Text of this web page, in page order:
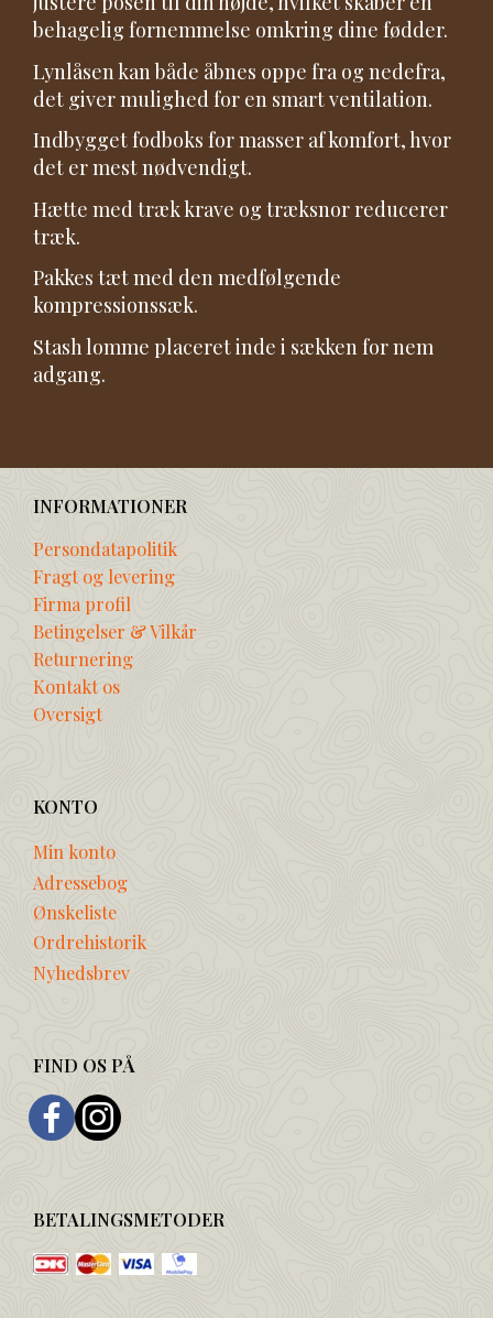
behagelig fornemmelse omkring dine fødder.
Lynlåsen kan både åbnes oppe fra og nedefra,
det giver mulighed for en smart ventilation.
Indbygget fodboks for masser af komfort, hvor
det er mest nødvendigt.
Hætte med træk krave og træksnor reducerer
træk.
Pakkes tæt med den medfølgende
kompressionssæk.
Stash lomme placeret inde i sækken for nem
adgang.
INFORMATIONER
Persondatapolitik
Fragt og levering
Firma profil
Betingelser & Vilkår
Returnering
Kontakt os
Oversigt
KONTO
Min konto
Adressebog
Ønskeliste
Ordrehistorik
Nyhedsbrev
FIND OS PÅ
BETALINGSMETODER